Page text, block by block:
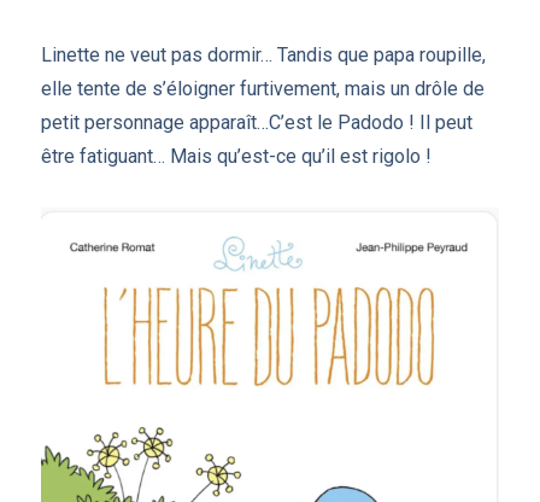
Linette ne veut pas dormir… Tandis que papa roupille,
elle tente de s’éloigner furtivement, mais un drôle de
petit personnage apparaît…C’est le Padodo ! Il peut
être fatiguant… Mais qu’est-ce qu’il est rigolo !